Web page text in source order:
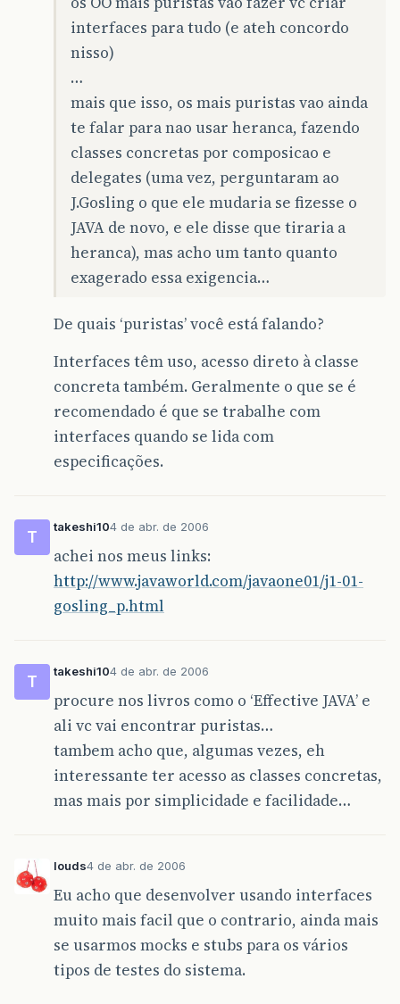
interfaces para tudo (e ateh concordo
nisso)
…
mais que isso, os mais puristas vao ainda
te falar para nao usar heranca, fazendo
classes concretas por composicao e
delegates (uma vez, perguntaram ao
J.Gosling o que ele mudaria se fizesse o
JAVA de novo, e ele disse que tiraria a
heranca), mas acho um tanto quanto
exagerado essa exigencia…
De quais ‘puristas’ você está falando?
Interfaces têm uso, acesso direto à classe
concreta também. Geralmente o que se é
recomendado é que se trabalhe com
interfaces quando se lida com
especificações.
T
takeshi104 de abr. de 2006
achei nos meus links:
http://www.javaworld.com/javaone01/j1-01-
gosling_p.html
T
takeshi104 de abr. de 2006
procure nos livros como o ‘Effective JAVA’ e
ali vc vai encontrar puristas…
tambem acho que, algumas vezes, eh
interessante ter acesso as classes concretas,
mas mais por simplicidade e facilidade…
louds4 de abr. de 2006
Eu acho que desenvolver usando interfaces
muito mais facil que o contrario, ainda mais
se usarmos mocks e stubs para os vários
tipos de testes do sistema.